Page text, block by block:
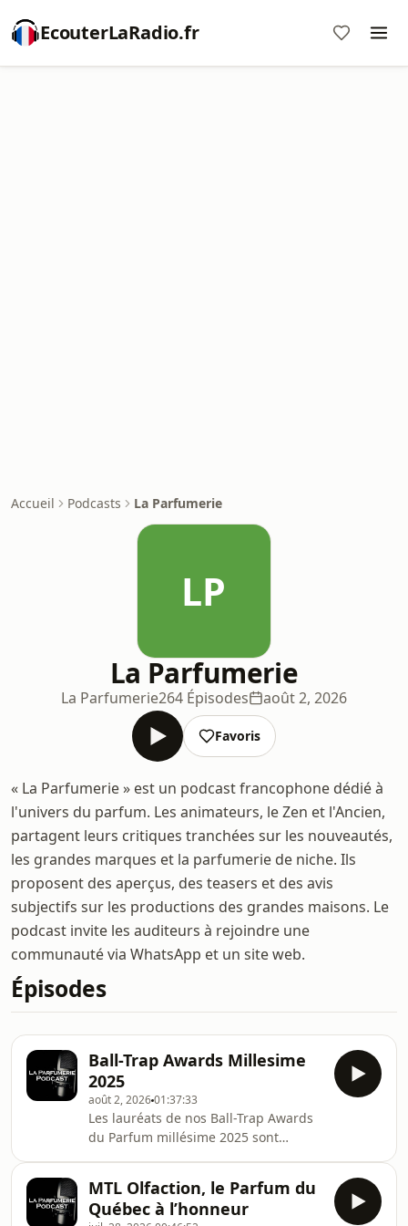
EcouterLaRadio.fr
Accueil Podcasts La Parfumerie
LP
La Parfumerie
La Parfumerie264 Épisodes août 2, 2026
Favoris
« La Parfumerie » est un podcast francophone dédié à
l'univers du parfum. Les animateurs, le Zen et l'Ancien,
partagent leurs critiques tranchées sur les nouveautés,
les grandes marques et la parfumerie de niche. Ils
proposent des aperçus, des teasers et des avis
subjectifs sur les productions des grandes maisons. Le
podcast invite les auditeurs à rejoindre une
communauté via WhatsApp et un site web.
Épisodes
Ball-Trap Awards Millesime
2025
août 2, 202601:37:33
Les lauréats de nos Ball-Trap Awards
du Parfum millésime 2025 sont
César avec les plus grands classiques
de la parfumerie.... Tirer aussi à
MTL Olfaction, le Parfum du
Québec à l’honneur